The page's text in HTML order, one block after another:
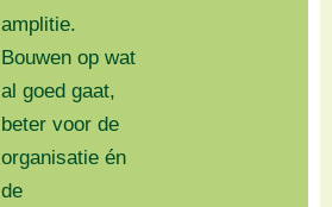
amplitie.
Bouwen op wat
al goed gaat,
beter voor de
organisatie én
de